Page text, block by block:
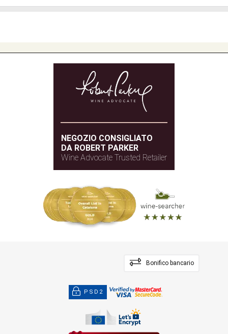
NEGOZIO CONSIGLIATO
DA ROBERT PARKER
Wine Advocate Trusted Retailer
Bonifico bancario
PSD2